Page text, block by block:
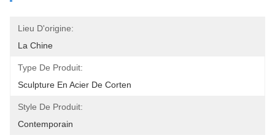
Lieu D'origine:
La Chine
Type De Produit:
Sculpture En Acier De Corten
Style De Produit:
Contemporain